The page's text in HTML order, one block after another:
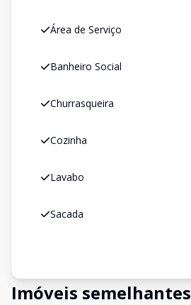
Área de Serviço
Banheiro Social
Churrasqueira
Cozinha
Lavabo
Sacada
Imóveis semelhantes